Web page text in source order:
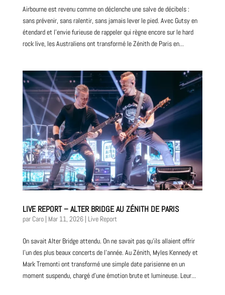
Airbourne est revenu comme on déclenche une salve de décibels :
sans prévenir, sans ralentir, sans jamais lever le pied. Avec Gutsy en
étendard et l’envie furieuse de rappeler qui règne encore sur le hard
rock live, les Australiens ont transformé le Zénith de Paris en...
LIVE REPORT – ALTER BRIDGE AU ZÉNITH DE PARIS
par Caro| Mar 11, 2026| Live Report
On savait Alter Bridge attendu. On ne savait pas qu’ils allaient offrir
l’un des plus beaux concerts de l’année. Au Zénith, Myles Kennedy et
Mark Tremonti ont transformé une simple date parisienne en un
moment suspendu, chargé d’une émotion brute et lumineuse. Leur...